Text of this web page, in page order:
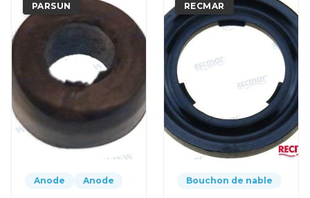
PARSUN
Anode Anode
RECMAR
Bouchon de nable